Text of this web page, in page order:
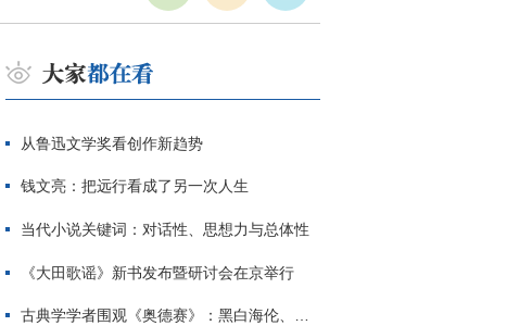
从鲁迅文学奖看创作新趋势
钱文亮：把远行看成了另一次人生
当代小说关键词：对话性、思想力与总体性
《大田歌谣》新书发布暨研讨会在京举行
古典学学者围观《奥德赛》：黑白海伦、佩涅罗佩的别针与神秘入侵者